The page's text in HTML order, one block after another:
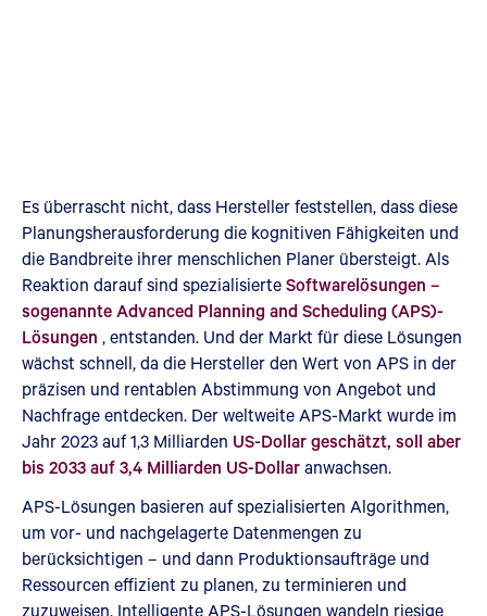
Es überrascht nicht, dass Hersteller feststellen, dass diese
Planungsherausforderung die kognitiven Fähigkeiten und
die Bandbreite ihrer menschlichen Planer übersteigt. Als
Reaktion darauf sind spezialisierteSoftwarelösungen –
sogenannte Advanced Planning and Scheduling (APS)-
Lösungen , entstanden. Und der Markt für diese Lösungen
wächst schnell, da die Hersteller den Wert von APS in der
präzisen und rentablen Abstimmung von Angebot und
Nachfrage entdecken. Der weltweite APS-Markt wurde im
Jahr 2023 auf 1,3 Milliarden US-Dollar geschätzt, soll aber
bis 2033 auf 3,4 Milliarden US-Dollaranwachsen.
APS-Lösungen basieren auf spezialisierten Algorithmen,
um vor- und nachgelagerte Datenmengen zu
berücksichtigen – und dann Produktionsaufträge und
Ressourcen effizient zu planen, zu terminieren und
zuzuweisen. Intelligente APS-Lösungen wandeln riesige